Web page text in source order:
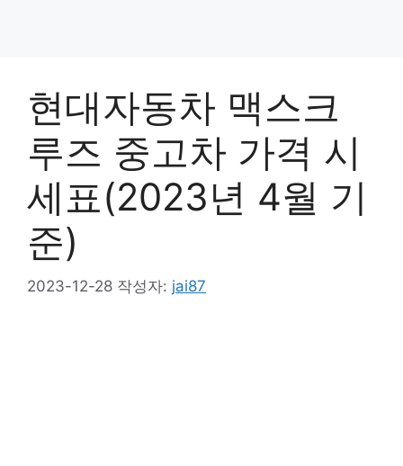
현대자동차 맥스크
루즈 중고차 가격 시
세표(2023년 4월 기
준)
2023-12-28 작성자: jai87